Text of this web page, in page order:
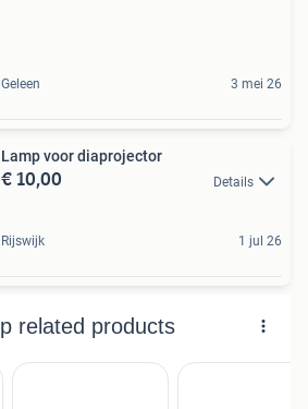
Geleen 3 mei 26
Lamp voor diaprojector
€ 10,00 Details
Rijswijk 1 jul 26